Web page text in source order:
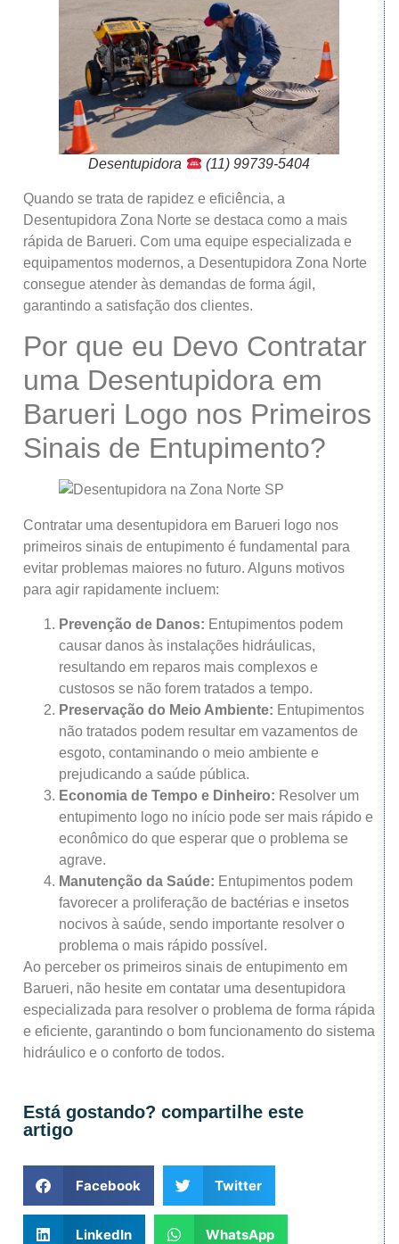
Desentupidora (11) 99739-5404
Quando se trata de rapidez e eficiência, a
Desentupidora Zona Norte se destaca como a mais
rápida de Barueri. Com uma equipe especializada e
equipamentos modernos, a Desentupidora Zona Norte
consegue atender às demandas de forma ágil,
garantindo a satisfação dos clientes.
Por que eu Devo Contratar
uma Desentupidora em
Barueri Logo nos Primeiros
Sinais de Entupimento?
Contratar uma desentupidora em Barueri logo nos
primeiros sinais de entupimento é fundamental para
evitar problemas maiores no futuro. Alguns motivos
para agir rapidamente incluem:
Prevenção de Danos: Entupimentos podem
causar danos às instalações hidráulicas,
resultando em reparos mais complexos e
custosos se não forem tratados a tempo.
Preservação do Meio Ambiente: Entupimentos
não tratados podem resultar em vazamentos de
esgoto, contaminando o meio ambiente e
prejudicando a saúde pública.
Economia de Tempo e Dinheiro: Resolver um
entupimento logo no início pode ser mais rápido e
econômico do que esperar que o problema se
agrave.
Manutenção da Saúde: Entupimentos podem
favorecer a proliferação de bactérias e insetos
nocivos à saúde, sendo importante resolver o
problema o mais rápido possível.
Ao perceber os primeiros sinais de entupimento em
Barueri, não hesite em contatar uma desentupidora
especializada para resolver o problema de forma rápida
e eficiente, garantindo o bom funcionamento do sistema
hidráulico e o conforto de todos.
Está gostando? compartilhe este
artigo
Facebook Twitter
LinkedIn WhatsApp